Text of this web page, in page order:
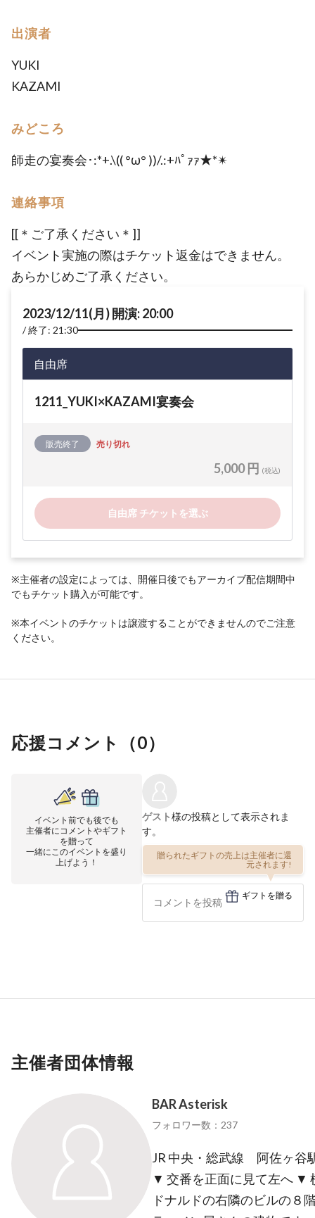
出演者
YUKI
KAZAMI
みどころ
師走の宴奏会･:*+.\(( °ω° ))/.:+ﾊﾟｧｧ★*✴︎
連絡事項
[[＊ご了承ください＊]]
イベント実施の際はチケット返金はできません。
あらかじめご了承ください。
2023/12/11(月) 開演: 20:00
終了: 21:30
自由席
1211_YUKI×KAZAMI宴奏会
販売終了 売り切れ
5,000 円 (税込)
自由席 チケットを選ぶ
※主催者の設定によっては、開催日後でもアーカイブ配信期間中
でもチケット購入が可能です。
※本イベントのチケットは譲渡することができませんのでご注意
ください。
応援コメント（0）
イベント前でも後でも
主催者にコメントやギフト
を贈って
一緒にこのイベントを盛り
上げよう！
ゲスト様の投稿として表示されま
す。
贈られたギフトの売上は主催者に還
元されます!
ギフトを贈る
主催者団体情報
BAR Asterisk
フォロワー数：237
JR 中央・総武線 阿佐ヶ谷
▼ 交番を正面に見て左へ ▼
ドナルドの右隣のビルの８